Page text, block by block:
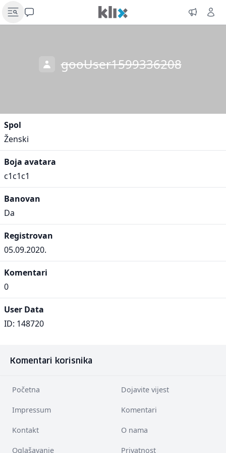
gooUser1599336208
Spol
Ženski
Boja avatara
c1c1c1
Banovan
Da
Registrovan
05.09.2020.
Komentari
0
User Data
ID: 148720
Komentari korisnika
Početna Dojavite vijest
Impressum Komentari
Kontakt O nama
Oglašavanje Privatnost